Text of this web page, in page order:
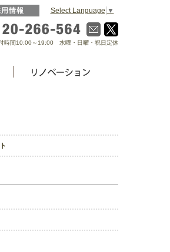
情報 Select Language ▼
0120-266-564
時間10:00～19:00 水曜・日曜・祝日定休